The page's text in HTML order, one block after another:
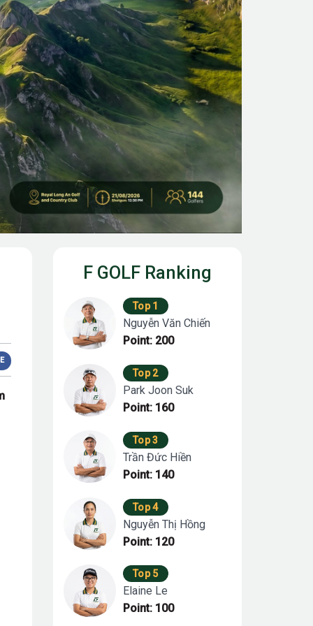
F GOLF Ranking
Top 1
Nguyễn Văn Chiến
Point: 200
Top 2
Park Joon Suk
Point: 160
Top 3
Trần Đức Hiền
Point: 140
Top 4
Nguyễn Thị Hồng
Point: 120
Top 5
Elaine Le
Point: 100